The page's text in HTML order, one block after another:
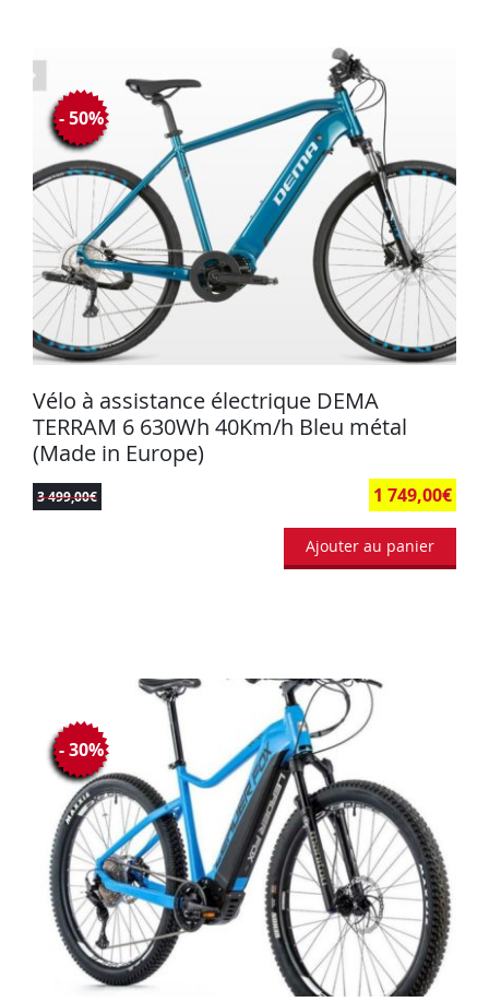
Vélo à assistance électrique DEMA
TERRAM 6 630Wh 40Km/h Bleu métal
(Made in Europe)
3 499,00€ 1 749,00€
- 50%
Ajouter au panier
- 30%